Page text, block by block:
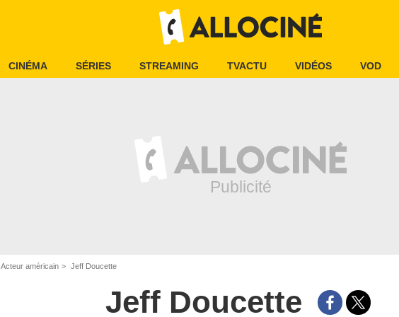
CINÉMA SÉRIES STREAMING TVACTU VIDÉOS VOD
Acteur américain Jeff Doucette
Jeff Doucette